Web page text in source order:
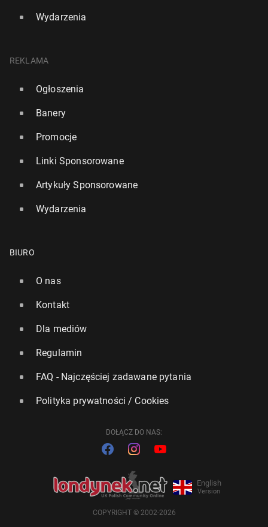
Wydarzenia
REKLAMA
Ogłoszenia
Banery
Promocje
Linki Sponsorowane
Artykuły Sponsorowane
Wydarzenia
BIURO
O nas
Kontakt
Dla mediów
Regulamin
FAQ - Najczęściej zadawane pytania
Polityka prywatności / Cookies
DOŁĄCZ DO NAS:
English
Version
COPYRIGHT © 2002-2026